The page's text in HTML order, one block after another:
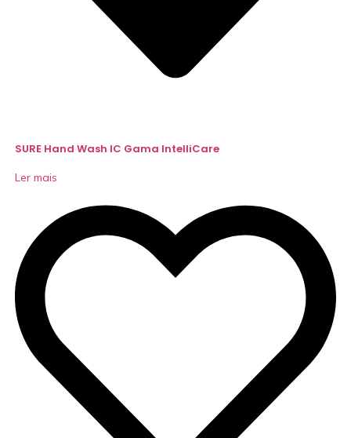
SURE Hand Wash IC Gama IntelliCare
Ler mais